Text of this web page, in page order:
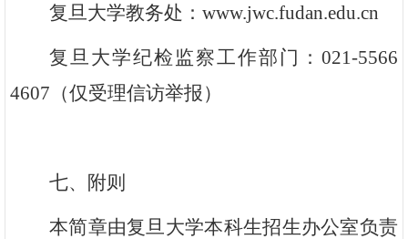
复旦大学教务处：www.jwc.fudan.edu.cn
复旦大学纪检监察工作部门：021-5566
4607（仅受理信访举报）
七、附则
本简章由复旦大学本科生招生办公室负责